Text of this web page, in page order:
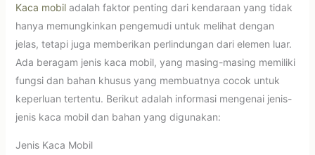
Kaca mobiladalah faktor penting dari kendaraan yang tidak
hanya memungkinkan pengemudi untuk melihat dengan
jelas, tetapi juga memberikan perlindungan dari elemen luar.
Ada beragam jenis kaca mobil, yang masing-masing memiliki
fungsi dan bahan khusus yang membuatnya cocok untuk
keperluan tertentu. Berikut adalah informasi mengenai jenis-
jenis kaca mobil dan bahan yang digunakan:
Jenis Kaca Mobil